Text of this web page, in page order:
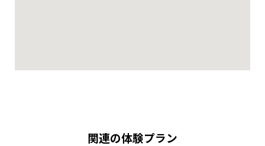
関連の体験プラン